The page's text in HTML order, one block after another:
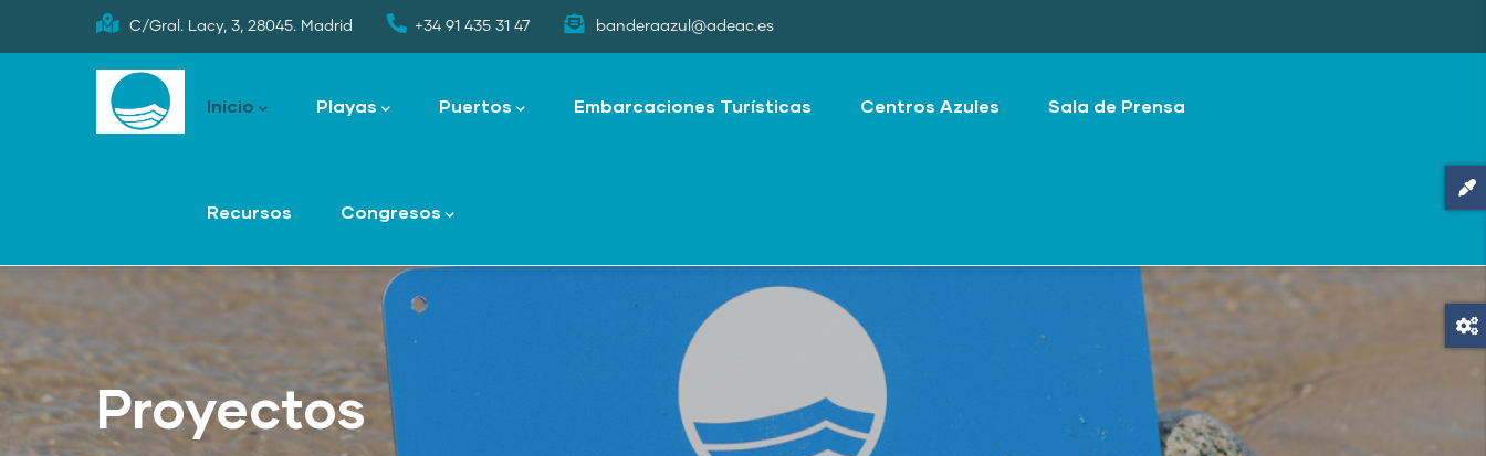
to
C/Gral. Lacy, 3, 28045. Madrid +34 91 435 31 47 banderaazul@adeac.es
navigation
Inicio Playas Puertos Embarcaciones Turísticas Centros Azules Sala de Prensa
Recursos Congresos
Proyectos